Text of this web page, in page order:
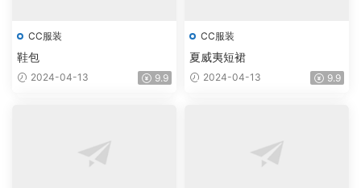
CC服装
鞋包
2024-04-13 9.9
CC服装
夏威夷短裙
2024-04-13 9.9